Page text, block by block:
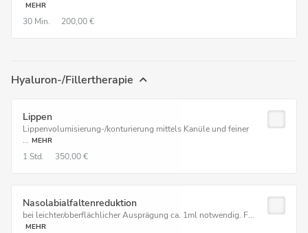
MEHR
30 Min. 200,00 €
Hyaluron-/Fillertherapie
Lippen
Lippenvolumisierung-/konturierung mittels Kanüle und feiner
... MEHR
1 Std. 350,00 €
Nasolabialfaltenreduktion
bei leichter/oberflächlicher Ausprägung ca. 1ml notwendig. F...
MEHR